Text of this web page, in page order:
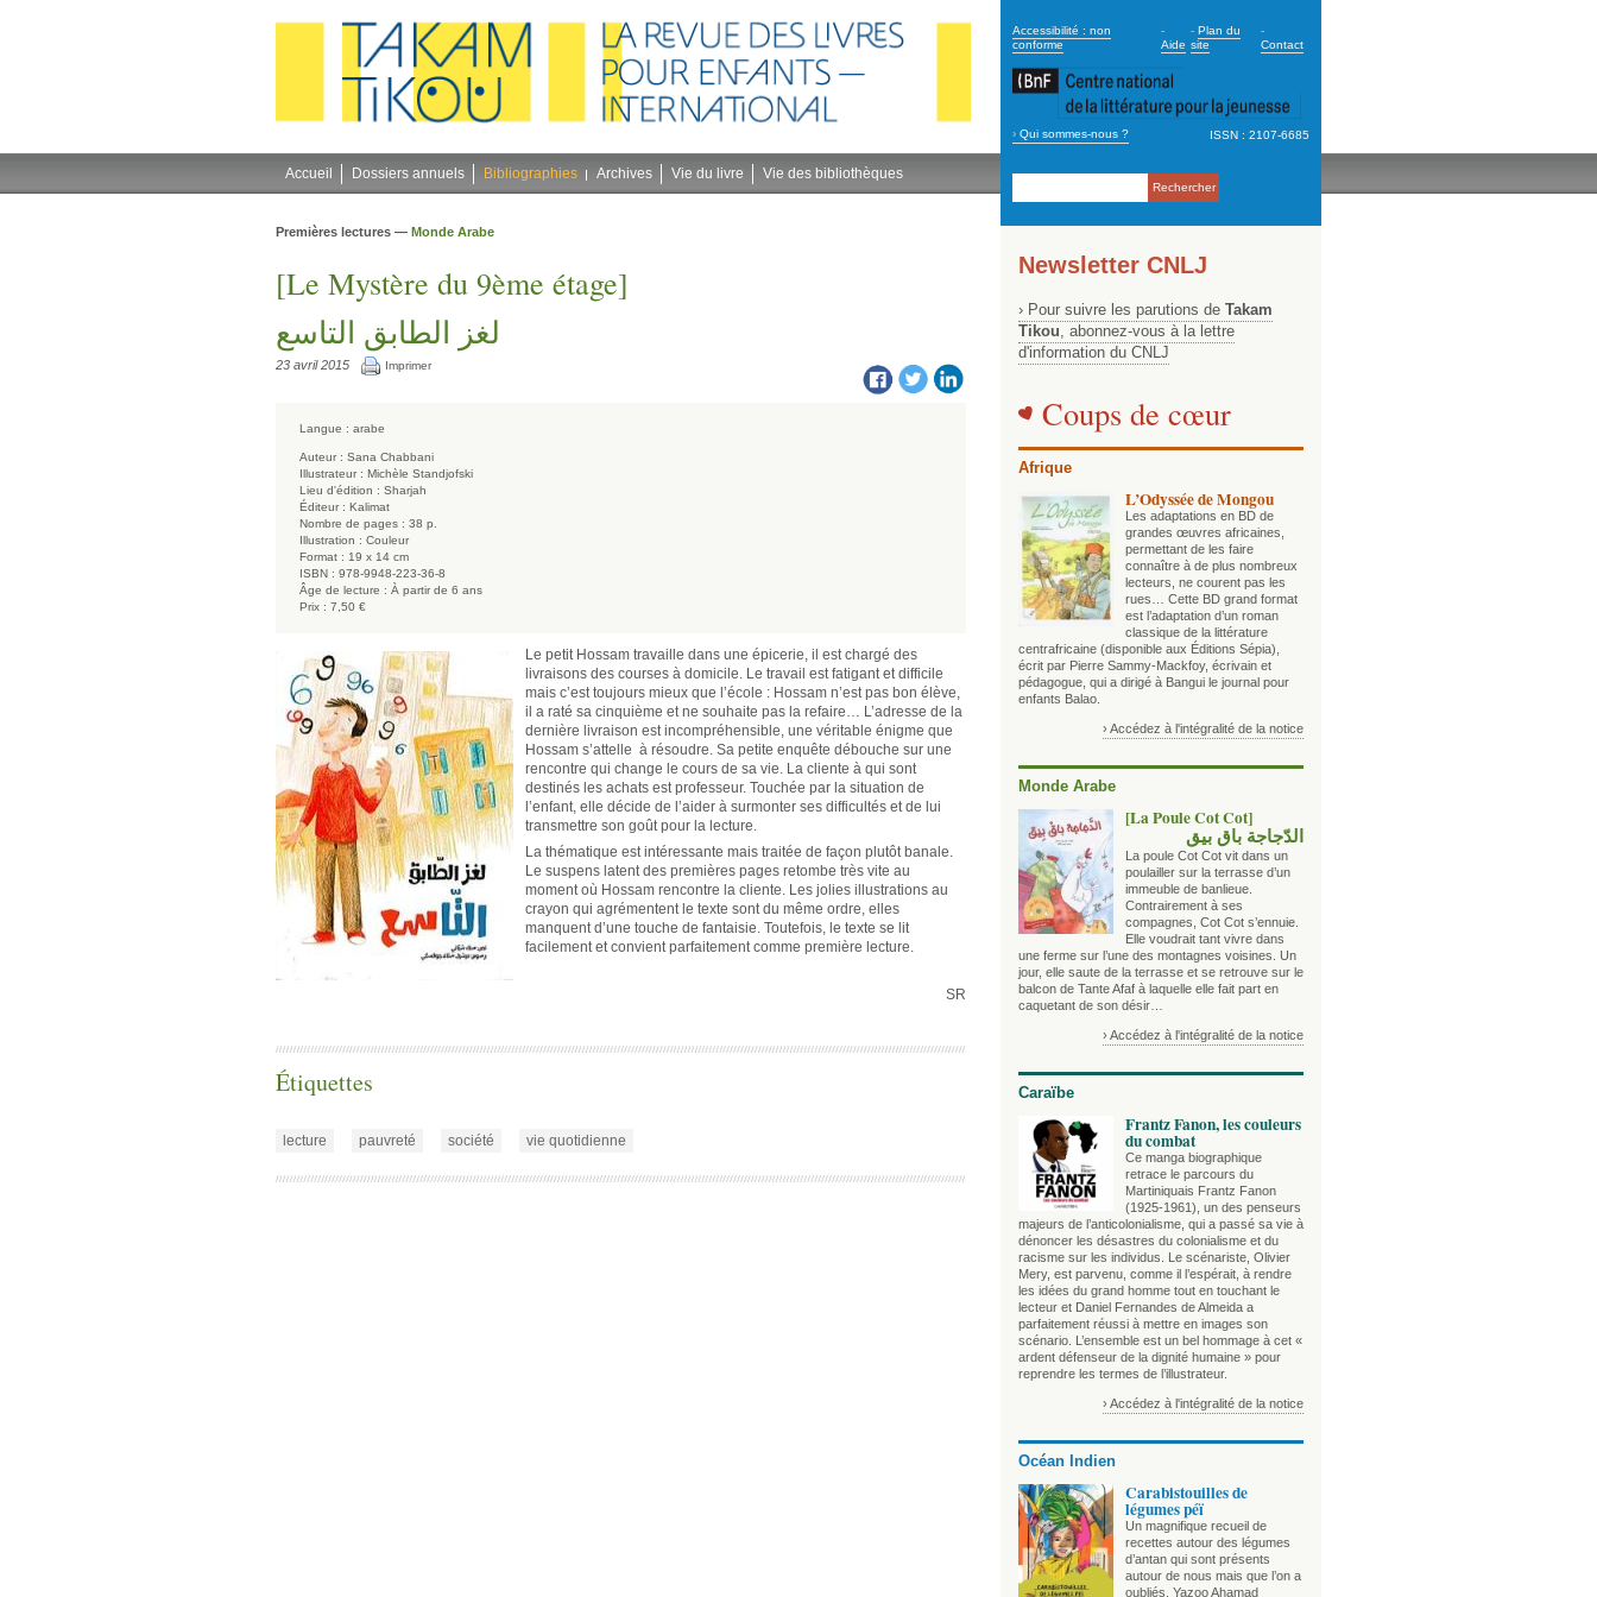
secondary_2
Accessibilité : non
conforme
-
Aide
-Plan du
site
-
Contact
Navigation
› Qui sommes-nous ? ISSN : 2107-6685
Accueil Dossiers annuels Bibliographies Archives Vie du livre Vie des bibliothèques
Premières lectures — Monde Arabe
[Le Mystère du 9ème étage]
لغز الطابق التاسع
23 avril 2015 Imprimer
Langue : arabe
Auteur : Sana Chabbani
Illustrateur : Michèle Standjofski
Lieu d'édition : Sharjah
Éditeur : Kalimat
Nombre de pages : 38 p.
Illustration : Couleur
Format : 19 x 14 cm
ISBN : 978-9948-223-36-8
Âge de lecture : À partir de 6 ans
Prix : 7,50 €
Le petit Hossam travaille dans une épicerie, il est chargé des
livraisons des courses à domicile. Le travail est fatigant et difficile
mais c’est toujours mieux que l’école : Hossam n’est pas bon élève,
il a raté sa cinquième et ne souhaite pas la refaire… L’adresse de la
dernière livraison est incompréhensible, une véritable énigme que
Hossam s’attelle à résoudre. Sa petite enquête débouche sur une
rencontre qui change le cours de sa vie. La cliente à qui sont
destinés les achats est professeur. Touchée par la situation de
l’enfant, elle décide de l’aider à surmonter ses difficultés et de lui
transmettre son goût pour la lecture.
La thématique est intéressante mais traitée de façon plutôt banale.
Le suspens latent des premières pages retombe très vite au
moment où Hossam rencontre la cliente. Les jolies illustrations au
crayon qui agrémentent le texte sont du même ordre, elles
manquent d’une touche de fantaisie. Toutefois, le texte se lit
facilement et convient parfaitement comme première lecture.
SR
Étiquettes
lecture pauvreté société vie quotidienne
Newsletter CNLJ
› Pour suivre les parutions de Takam
Tikou, abonnez-vous à la lettre
d'information du CNLJ
Coups de cœur
Afrique
L’Odyssée de Mongou
Les adaptations en BD de
grandes œuvres africaines,
permettant de les faire
connaître à de plus nombreux
lecteurs, ne courent pas les
rues… Cette BD grand format
est l’adaptation d’un roman
classique de la littérature
centrafricaine (disponible aux Éditions Sépia),
écrit par Pierre Sammy-Mackfoy, écrivain et
pédagogue, qui a dirigé à Bangui le journal pour
enfants Balao.
› Accédez à l'intégralité de la notice
Monde Arabe
[La Poule Cot Cot]
الدّجاجة باق بيق
La poule Cot Cot vit dans un
poulailler sur la terrasse d’un
immeuble de banlieue.
Contrairement à ses
compagnes, Cot Cot s’ennuie.
Elle voudrait tant vivre dans
une ferme sur l’une des montagnes voisines. Un
jour, elle saute de la terrasse et se retrouve sur le
balcon de Tante Afaf à laquelle elle fait part en
caquetant de son désir…
› Accédez à l'intégralité de la notice
Caraïbe
Frantz Fanon, les couleurs
du combat
Ce manga biographique
retrace le parcours du
Martiniquais Frantz Fanon
(1925-1961), un des penseurs
majeurs de l’anticolonialisme, qui a passé sa vie à
dénoncer les désastres du colonialisme et du
racisme sur les individus. Le scénariste, Olivier
Mery, est parvenu, comme il l’espérait, à rendre
les idées du grand homme tout en touchant le
lecteur et Daniel Fernandes de Almeida a
parfaitement réussi à mettre en images son
scénario. L’ensemble est un bel hommage à cet «
ardent défenseur de la dignité humaine » pour
reprendre les termes de l’illustrateur.
› Accédez à l'intégralité de la notice
Océan Indien
Carabistouilles de
légumes péï
Un magnifique recueil de
recettes autour des légumes
d’antan qui sont présents
autour de nous mais que l’on a
oubliés. Yazoo Ahamad